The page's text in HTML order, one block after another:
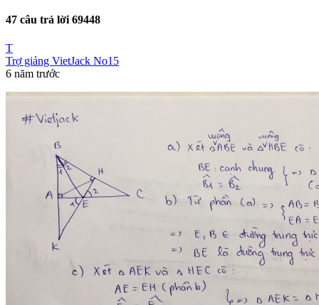
47 câu trả lời 69448
T
Trợ giảng VietJack No15
6 năm trước